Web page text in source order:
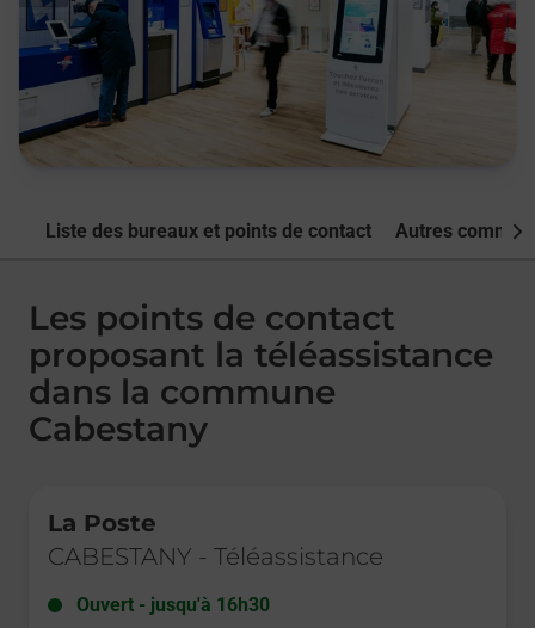
Liste des bureaux et points de contact Autres
Les points de contact
proposant la téléassistance
dans la commune
Cabestany
La Poste
CABESTANY - Téléassistance
Ouvert - jusqu'à 16h30